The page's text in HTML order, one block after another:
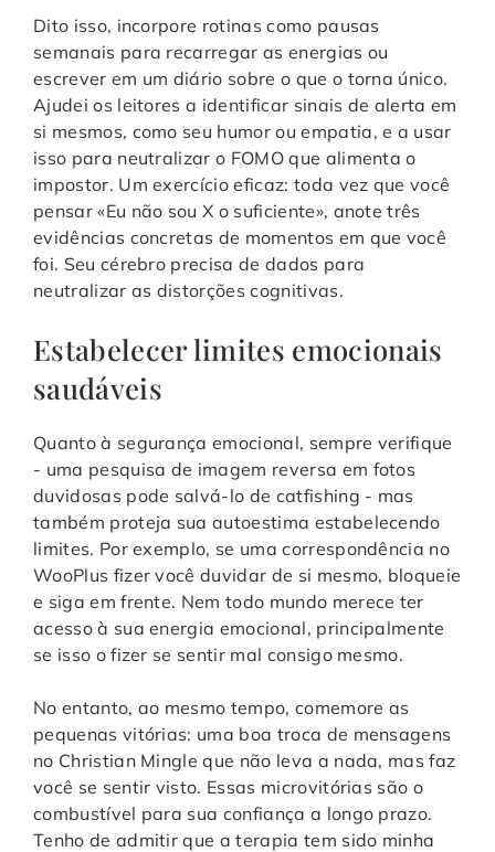
Dito isso, incorpore rotinas como pausas
semanais para recarregar as energias ou
escrever em um diário sobre o que o torna único.
Ajudei os leitores a identificar sinais de alerta em
si mesmos, como seu humor ou empatia, e a usar
isso para neutralizar o FOMO que alimenta o
impostor. Um exercício eficaz: toda vez que você
pensar «Eu não sou X o suficiente», anote três
evidências concretas de momentos em que você
foi. Seu cérebro precisa de dados para
neutralizar as distorções cognitivas.
Estabelecer limites emocionais
saudáveis
Quanto à segurança emocional, sempre verifique
- uma pesquisa de imagem reversa em fotos
duvidosas pode salvá-lo de catfishing - mas
também proteja sua autoestima estabelecendo
limites. Por exemplo, se uma correspondência no
WooPlus fizer você duvidar de si mesmo, bloqueie
e siga em frente. Nem todo mundo merece ter
acesso à sua energia emocional, principalmente
se isso o fizer se sentir mal consigo mesmo.
No entanto, ao mesmo tempo, comemore as
pequenas vitórias: uma boa troca de mensagens
no Christian Mingle que não leva a nada, mas faz
você se sentir visto. Essas microvitórias são o
combustível para sua confiança a longo prazo.
Tenho de admitir que a terapia tem sido minha